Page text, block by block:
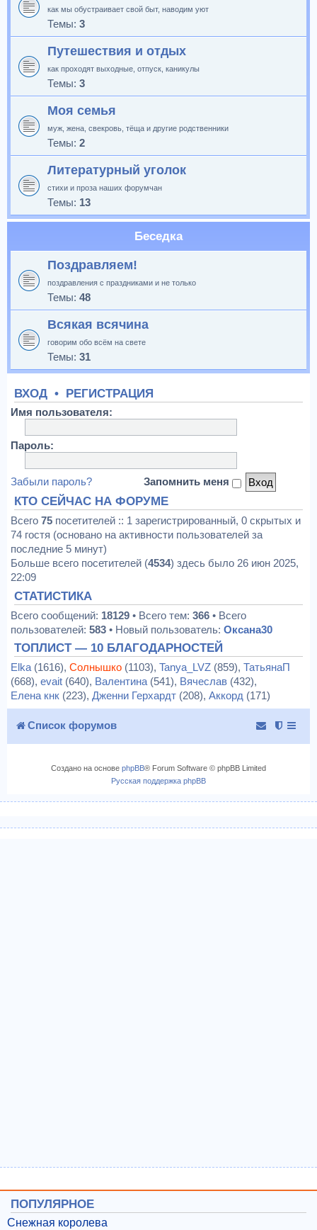
как мы обустраивает свой быт, наводим уют
Темы: 3
Путешествия и отдых
как проходят выходные, отпуск, каникулы
Темы: 3
Моя семья
муж, жена, свекровь, тёща и другие родственники
Темы: 2
Литературный уголок
стихи и проза наших форумчан
Темы: 13
Беседка
Поздравляем!
поздравления с праздниками и не только
Темы: 48
Всякая всячина
говорим обо всём на свете
Темы: 31
ВХОД • РЕГИСТРАЦИЯ
Имя пользователя:
Пароль:
Забыли пароль? Запомнить меня
КТО СЕЙЧАС НА ФОРУМЕ
Всего 75 посетителей :: 1 зарегистрированный, 0 скрытых и
74 гостя (основано на активности пользователей за
последние 5 минут)
Больше всего посетителей (4534) здесь было 26 июн 2025,
22:09
СТАТИСТИКА
Всего сообщений: 18129 • Всего тем: 366 • Всего
пользователей: 583 • Новый пользователь: Оксана30
ТОПЛИСТ — 10 БЛАГОДАРНОСТЕЙ
Elka (1616), Солнышко (1103), Tanya_LVZ (859), ТатьянаП
(668), evait (640), Валентина (541), Вячеслав (432),
Елена кнк (223), Дженни Герхардт (208), Аккорд (171)
Список форумов
Создано на основе phpBB® Forum Software © phpBB Limited
Русская поддержка phpBB
ПОПУЛЯРНОЕ
Снежная королева